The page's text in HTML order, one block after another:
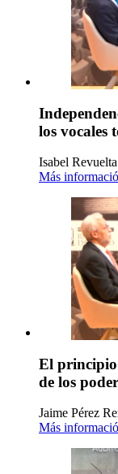
los vocales
Isabel Revuelta
Más
El principio
de los
Jaime Pérez
Más